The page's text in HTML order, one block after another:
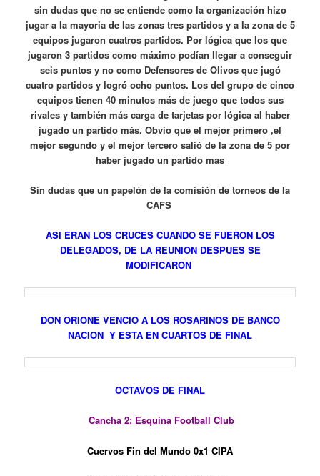
sin dudas que no se entiende como la organización hizo
jugar a la mayoria de las zonas tres partidos y a la zona de 5
equipos jugaron cuatros partidos. Por lógica que los que
jugaron 3 partidos como máximo podían llegar a conseguir
seis puntos y no como Defensores de Olivos que jugó
cuatro partidos y logró ocho puntos. Los del grupo de cinco
equipos tienen 40 minutos más de juego que todos sus
rivales y también más carga de tarjetas por lógica al haber
jugado un partido más. Obvio que el mejor primero ,el
mejor segundo y el mejor tercero salió de la zona de 5 por
haber jugado un partido mas
Sin dudas que un papelón de la comisión de torneos de la
CAFS
ASI ERAN LOS CRUCES CUANDO SE FUERON LOS
DELEGADOS, DE LA REUNION DESPUES SE
MODIFICARON
DON ORIONE VENCIO A LOS ROSARINOS DE BANCO
NACION Y ESTA EN CUARTOS DE FINAL
OCTAVOS DE FINAL
Cancha 2: Esquina Football Club
Cuervos Fin del Mundo 0x1 CIPA